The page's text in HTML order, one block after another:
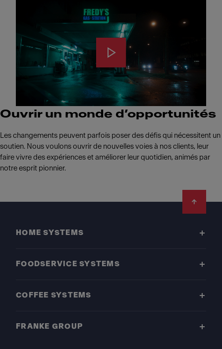
Ouvrir un monde d’opportunités
Les changements peuvent parfois poser des défis qui nécessitent un
soutien. Nous voulons ouvrir de nouvelles voies à nos clients, leur
faire vivre des expériences et améliorer leur quotidien, animés par
notre esprit pionnier.
HOME SYSTEMS
FOODSERVICE SYSTEMS
COFFEE SYSTEMS
FRANKE GROUP